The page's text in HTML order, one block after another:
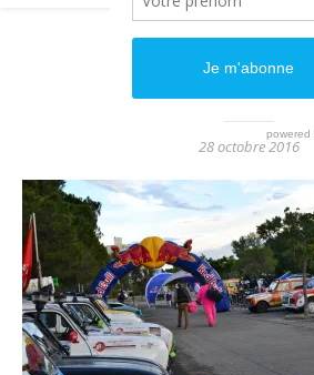
28 octobre 2016